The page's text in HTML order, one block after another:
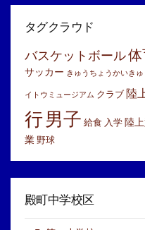
イ
タグクラウド
バスケットボール
サッカー きゅうちょうかいきゅ
イトウミュージアム クラブ 陸
行男子 給食 入学 陸
業 野球
殿町中学校区